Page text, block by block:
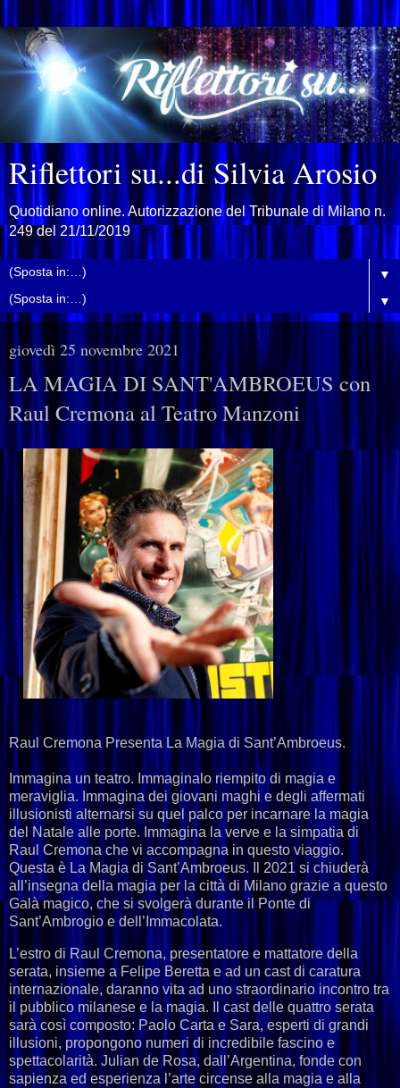
Riflettori su...di Silvia Arosio
Quotidiano online. Autorizzazione del Tribunale di Milano n.
249 del 21/11/2019
▼
▼
giovedì 25 novembre 2021
LA MAGIA DI SANT'AMBROEUS con
Raul Cremona al Teatro Manzoni
Raul Cremona Presenta La Magia di Sant’Ambroeus.
Immagina un teatro. Immaginalo riempito di magia e
meraviglia. Immagina dei giovani maghi e degli affermati
illusionisti alternarsi su quel palco per incarnare la magia
del Natale alle porte. Immagina la verve e la simpatia di
Raul Cremona che vi accompagna in questo viaggio.
Questa è La Magia di Sant’Ambroeus. Il 2021 si chiuderà
all’insegna della magia per la città di Milano grazie a questo
Galà magico, che si svolgerà durante il Ponte di
Sant’Ambrogio e dell’Immacolata.
L’estro di Raul Cremona, presentatore e mattatore della
serata, insieme a Felipe Beretta e ad un cast di caratura
internazionale, daranno vita ad uno straordinario incontro tra
il pubblico milanese e la magia. Il cast delle quattro serata
sarà così composto: Paolo Carta e Sara, esperti di grandi
illusioni, propongono numeri di incredibile fascino e
spettacolarità. Julian de Rosa, dall’Argentina, fonde con
sapienza ed esperienza l’arte circense alla magia e alla